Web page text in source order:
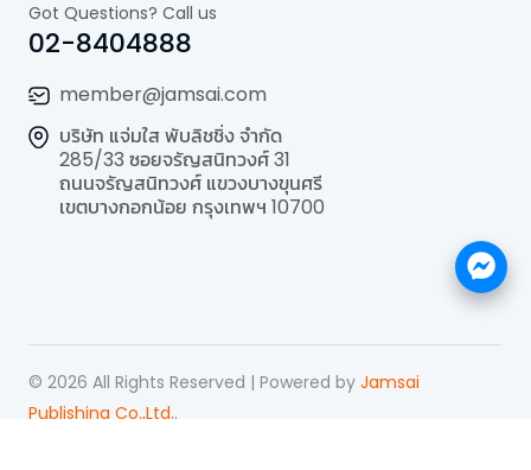
Got Questions? Call us
02-8404888
member@jamsai.com
บริษัท แจ่มใส พับลิชชิ่ง จำกัด
285/33 ซอยจรัญสนิทวงศ์ 31
ถนนจรัญสนิทวงศ์ แขวงบางขุนศรี
เขตบางกอกน้อย กรุงเทพฯ 10700
© 2026 All Rights Reserved | Powered by Jamsai
Publishing Co.,Ltd..